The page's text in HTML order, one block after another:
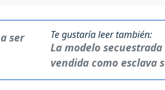
Te gustaría leer también:
La modelo
vendida como esclava